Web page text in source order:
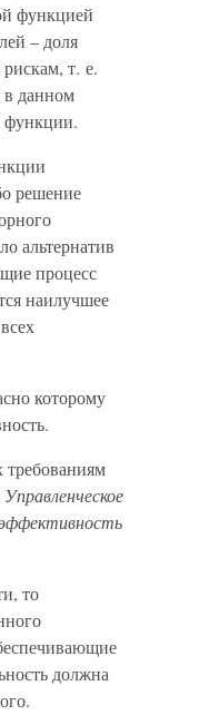
функцией
– доля
т. е.
данном
функции.
решение
альтернатив
процесс
наилучшее
которому
требованиям
Управленческое
то
должна